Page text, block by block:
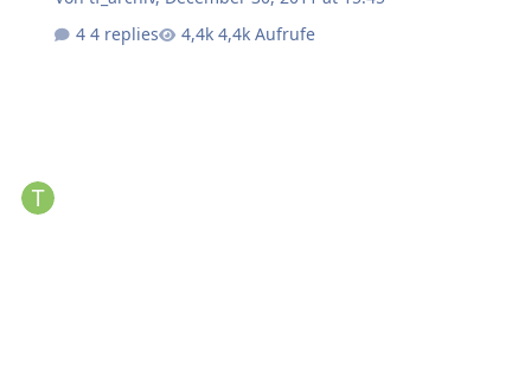
4 replies
4,4k Aufrufe